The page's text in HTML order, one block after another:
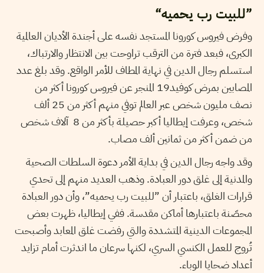
”للبيت رب يحميه“
وفرض فيروس كورونا المستجد نفسه على أجندة الأديان العالمية
الكبرى، فبعد فترة من الترقب تراوحت بين الانتظار والارتباك،
استسلم رجال الدين في نهاية المطاف للأمر الواقع. وقد بلغ عدد
المصابين بمرض كوفيد19 المنجر عن فيروس كورونا أكثر من
نصف مليون شخص عبر العالم توفي منهم أكثر من 25 ألف
شخص، وعرفت إيطاليا أكبر حصيلة بأكثر من 8 آلاف شخص
من ضمن أكثر من ثمانين ألف مصاب.
وقد واجه رجال الدين في بداية الأمر دعوة السلطات الصحية
والمدنية إلى غلق دور العبادة. وذهب العديد منهم إلى تحدي
قرارات الغلق، باعتبار أن ”للبيت رب يحميه”، وأن دور العبادة
محصّنة باعتبارها أماكن مقدسة. ففي إيطاليا، ظهرت بعض
المجموعات الدينية المتشددة والتي رفضت غلق المعابد وأصبحت
تُروج للعمل الكنسي السري، لكنها سرعان ما اندثرت أمام تزايد
أعداد ضحايا الوباء.